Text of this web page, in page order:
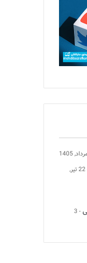
22 تیر,
3